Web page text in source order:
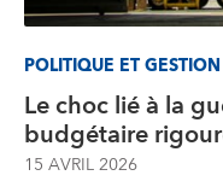
POLITIQUE ET
Le choc lié à la
budgétaire
15 AVRIL 2026